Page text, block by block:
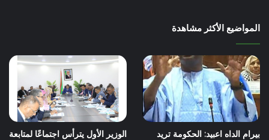
المواضيع الأكثر مشاهدة
بيرام الداه اعبيد: الحكومة تريد
الوزير الأول يترأس اجتماعًا لمتابعة